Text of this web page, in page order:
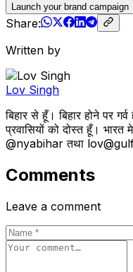
Launch your brand campaign
Share:
Written by
Lov Singh
बिहार से हूँ। बिहार होने पर
प्रवासियों को दोस्त हूँ।
@nyabihar तथा
Comments
Leave a comment